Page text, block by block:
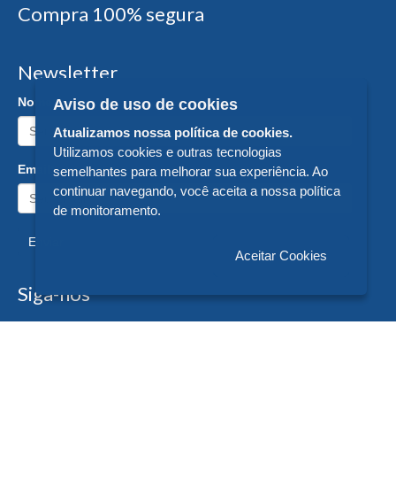
Compra 100% segura
Newsletter
Nome:
Email:
Enviar
Siga-nos
Aviso de uso de cookies
Atualizamos nossa política de cookies.
Utilizamos cookies e outras tecnologias
semelhantes para melhorar sua experiência. Ao
continuar navegando, você aceita a nossa política
de monitoramento.
Aceitar Cookies